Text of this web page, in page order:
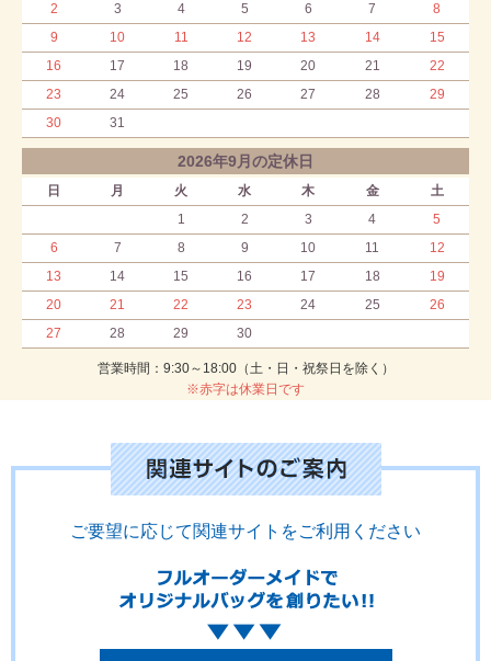
2
3 4 5 6 7
8
9
10 11 12 13 14
15
16
17 18 19 20 21
22
23
24 25 26 27 28
29
30
31
2026年9月の定休日
日 月 火 水 木 金
土
1
2 3 4
5
6
7 8 9 10 11
12
13
14 15 16 17 18
19
20
21 22 23 24 25
26
27
28 29 30
営業時間：9:30～18:00（土・日・祝祭日を除く）
※赤字は休業日です
ご要望に応じて関連サイトをご利用ください